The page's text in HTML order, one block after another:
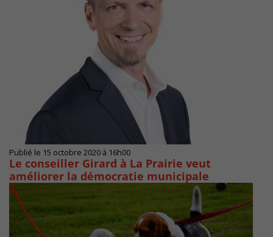
Publié le 15 octobre 2020 à 16h00
Le conseiller Girard à La Prairie veut
améliorer la démocratie municipale